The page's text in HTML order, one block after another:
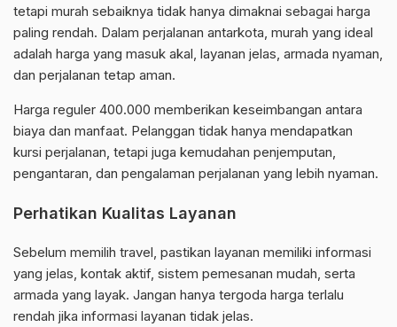
tetapi murah sebaiknya tidak hanya dimaknai sebagai harga
paling rendah. Dalam perjalanan antarkota, murah yang ideal
adalah harga yang masuk akal, layanan jelas, armada nyaman,
dan perjalanan tetap aman.
Harga reguler 400.000 memberikan keseimbangan antara
biaya dan manfaat. Pelanggan tidak hanya mendapatkan
kursi perjalanan, tetapi juga kemudahan penjemputan,
pengantaran, dan pengalaman perjalanan yang lebih nyaman.
Perhatikan Kualitas Layanan
Sebelum memilih travel, pastikan layanan memiliki informasi
yang jelas, kontak aktif, sistem pemesanan mudah, serta
armada yang layak. Jangan hanya tergoda harga terlalu
rendah jika informasi layanan tidak jelas.